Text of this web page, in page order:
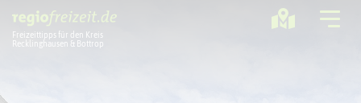
Freizeittipps für den Kreis
Recklinghausen & Bottrop